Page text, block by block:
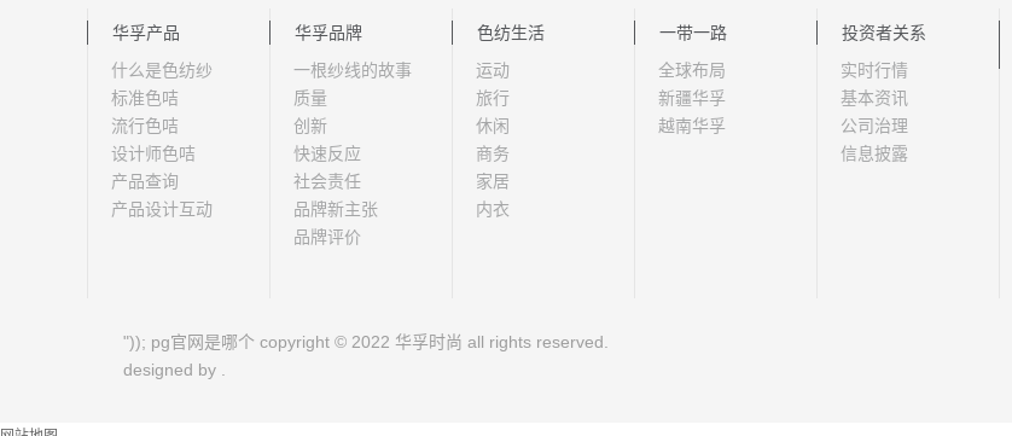
华孚产品
什么是色纺纱
标准色咭
流行色咭
设计师色咭
产品查询
产品设计互动
华孚品牌
一根纱线的故事
质量
创新
快速反应
社会责任
品牌新主张
品牌评价
色纺生活
运动
旅行
休闲
商务
家居
内衣
一带一路
全球布局
新疆华孚
越南华孚
投资者关系
实时行情
基本资讯
公司治理
信息披露
")); pg官网是哪个 copyright © 2022 华孚时尚 all rights reserved.
designed by .